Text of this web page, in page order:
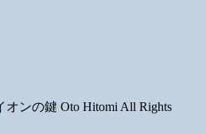
オンの鍵 Oto Hitomi All Rights